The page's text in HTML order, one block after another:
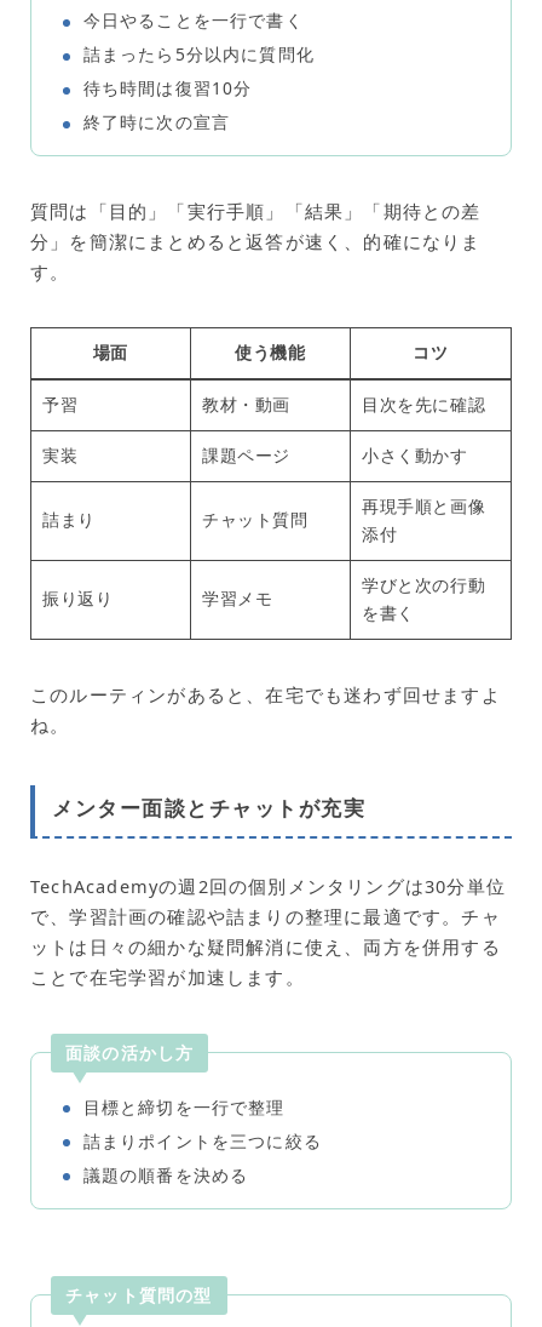
今日やることを一行で書く
詰まったら5分以内に質問化
待ち時間は復習10分
終了時に次の宣言
質問は「目的」「実行手順」「結果」「期待との差
分」を簡潔にまとめると返答が速く、的確になりま
す。
場面 使う機能 コツ
予習 教材・動画 目次を先に確認
実装 課題ページ 小さく動かす
詰まり チャット質問
再現手順と画像
添付
振り返り 学習メモ
学びと次の行動
を書く
このルーティンがあると、在宅でも迷わず回せますよ
ね。
メンター面談とチャットが充実
TechAcademyの週2回の個別メンタリングは30分単位
で、学習計画の確認や詰まりの整理に最適です。チャ
ットは日々の細かな疑問解消に使え、両方を併用する
ことで在宅学習が加速します。
面談の活かし方
目標と締切を一行で整理
詰まりポイントを三つに絞る
議題の順番を決める
チャット質問の型